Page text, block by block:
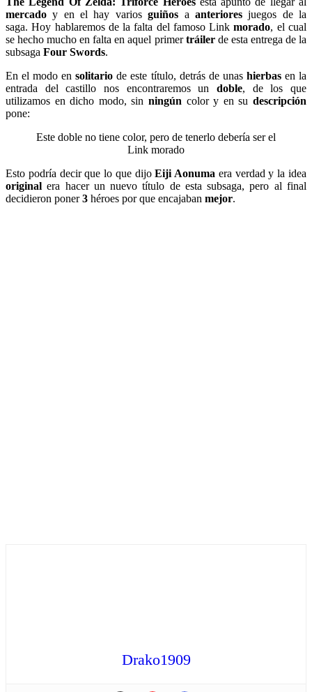
mercado y en el hay variosguiños a anterioresjuegos de la
saga. Hoy hablaremos de la falta del famoso Linkmorado, el cual
se hecho mucho en falta en aquel primertráilerde esta entrega de la
subsaga Four Swords.
En el modo ensolitario de este título, detrás de unas hierbasen la
entrada del castillo nos encontraremos un doble, de los que
utilizamos en dicho modo, sin ningún color y en su descripción
pone:
Este doble no tiene color, pero de tenerlo debería ser el
Link morado
Esto podría decir que lo que dijoEiji Aonuma era verdad y la idea
original era hacer un nuevo título de esta subsaga, pero al final
decidieron poner3 héroes por que encajaban mejor.
Drako1909